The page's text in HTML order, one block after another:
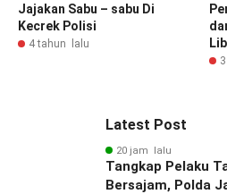
Jajakan Sabu – sabu Di
Kecrek Polisi
4 tahun lalu
Latest Post
20 jam lalu
Tangkap Pelaku
Bersajam, Polda